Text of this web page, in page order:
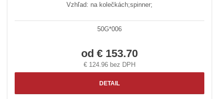
Vzhľad: na kolečkách;spinner;
50G*006
od € 153.70
€ 124.96 bez DPH
DETAIL